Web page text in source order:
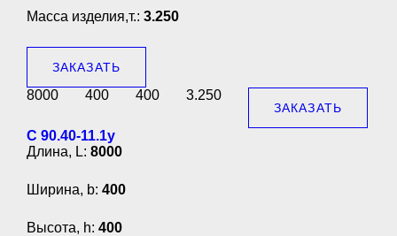
Масса изделия,т.: 3.250
ЗАКАЗАТЬ
8000 400 400 3.250
ЗАКАЗАТЬ
С 90.40-11.1у
Длина, L: 8000
Ширина, b: 400
Высота, h: 400